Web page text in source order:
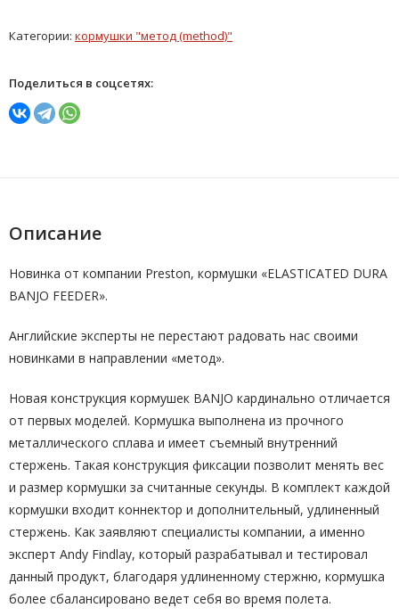
Категории: кормушки "метод (method)"
Поделиться в соцсетях:
Описание
Новинка от компании Preston, кормушки «ELASTICATED DURA
BANJO FEEDER».
Английские эксперты не перестают радовать нас своими
новинками в направлении «метод».
Новая конструкция кормушек BANJO кардинально отличается
от первых моделей. Кормушка выполнена из прочного
металлического сплава и имеет съемный внутренний
стержень. Такая конструкция фиксации позволит менять вес
и размер кормушки за считанные секунды. В комплект каждой
кормушки входит коннектор и дополнительный, удлиненный
стержень. Как заявляют специалисты компании, а именно
эксперт Andy Findlay, который разрабатывал и тестировал
данный продукт, благодаря удлиненному стержню, кормушка
более сбалансировано ведет себя во время полета.